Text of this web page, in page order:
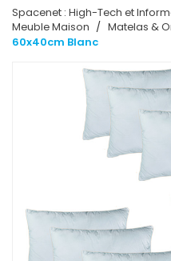
Spacenet : High-Tech et
Meuble Maison
Matelas &
60x40cm Blanc